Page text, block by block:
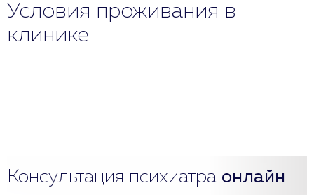
Условия проживания в
клинике
Консультация психиатра онлайн